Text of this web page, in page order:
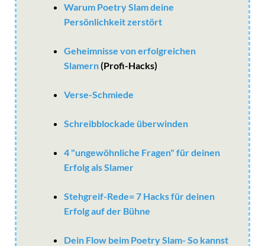
Warum Poetry Slam deine
Persönlichkeit zerstört
Geheimnisse von erfolgreichen
Slamern(Profi-Hacks)
Verse-Schmiede
Schreibblockade überwinden
4 "ungewöhnliche Fragen" für deinen
Erfolg als Slamer
Stehgreif-Rede= 7 Hacks für deinen
Erfolg auf der Bühne
Dein Flow beim Poetry Slam- So kannst